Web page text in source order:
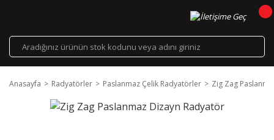
Anasayfa Radyatörler Paslanmaz Çelik Radyatörler Zig Zag